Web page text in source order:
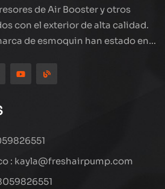
de Air Booster y otros
con el exterior de alta calidad.
de esmoquin han estado en
paisaje de la ciudad costera:
se exportan a más de 80
una excelente calidad ha ganado
internacional. Subang
de ventas profesional y un
estudiando cómo actualizar
productos a través de la
: kayla@freshairpump.com